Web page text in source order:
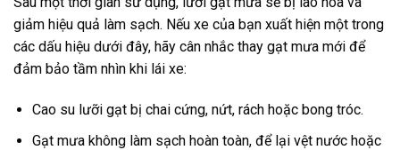
giảm hiệu quả làm sạch. Nếu xe của bạn xuất hiện một trong
các dấu hiệu dưới đây, hãy cân nhắc thay gạt mưa mới để
đảm bảo tầm nhìn khi lái xe:
Cao su lưỡi gạt bị chai cứng, nứt, rách hoặc bong tróc.
Gạt mưa không làm sạch hoàn toàn, để lại vệt nước hoặc